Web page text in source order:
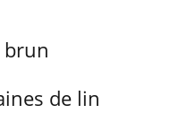
brun
de lin